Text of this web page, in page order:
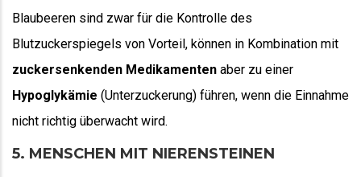
Blaubeeren sind zwar für die Kontrolle des
Blutzuckerspiegels von Vorteil, können in Kombination mit
zuckersenkenden Medikamenten aber zu einer
Hypoglykämie (Unterzuckerung) führen, wenn die Einnahme
nicht richtig überwacht wird.
5. MENSCHEN MIT NIERENSTEINEN